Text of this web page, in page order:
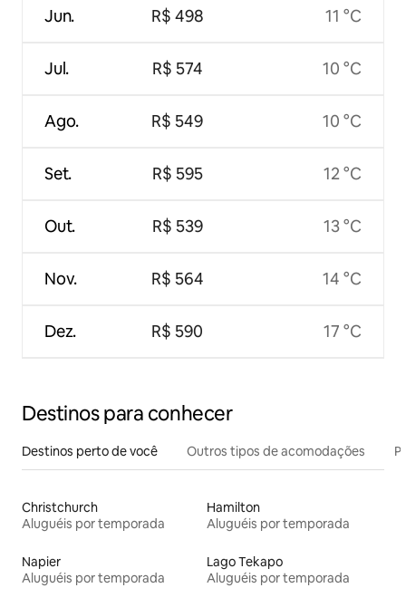
Jun.
Jul.
Ago.
Set.
Out.
Nov.
Dez.
R$ 498
R$ 574
R$ 549
R$ 595
R$ 539
R$ 564
R$ 590
11 °C
10 °C
10 °C
12 °C
13 °C
14 °C
17 °C
Destinos para conhecer
Destinos perto de você Outros tipos de acomodações
Christchurch
Aluguéis por temporada
Hamilton
Aluguéis por temporada
Napier
Aluguéis por temporada
Lago Tekapo
Aluguéis por temporada